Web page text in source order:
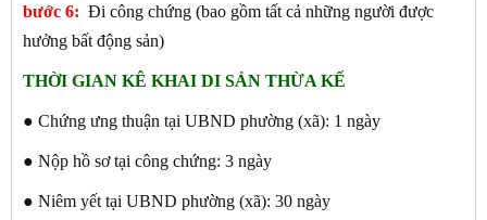
bước 6: Đi công chứng (bao gồm tất cả những người được
hưởng bất động sản)
THỜI GIAN KÊ KHAI DI SẢN THỪA KẾ
● Chứng ưng thuận tại UBND phường (xã): 1 ngày
● Nộp hồ sơ tại công chứng: 3 ngày
● Niêm yết tại UBND phường (xã): 30 ngày